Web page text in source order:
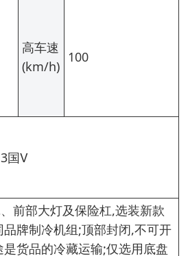
高车速
(km/h)
100
国Ⅴ
前部大灯及保险杠,选装新款
牌制冷机组;顶部封闭,不可开
货品的冷藏运输;仅选用底盘